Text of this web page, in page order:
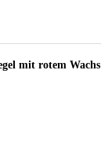
mit rotem Wachs